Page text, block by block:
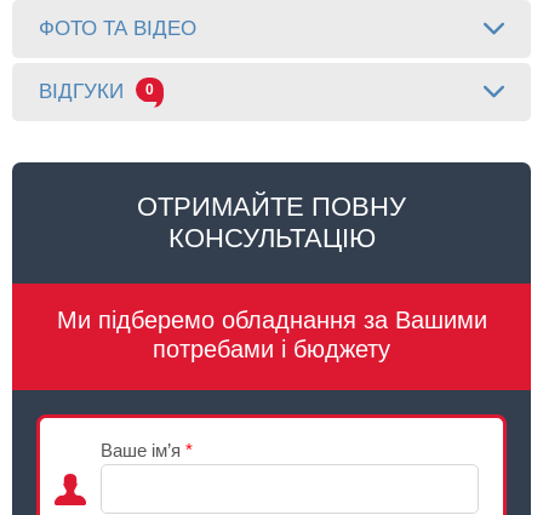
ФОТО ТА ВІДЕО
ВІДГУКИ 0
ОТРИМАЙТЕ ПОВНУ
КОНСУЛЬТАЦІЮ
Ми підберемо обладнання за Вашими
потребами і бюджету
Ваше ім’я *